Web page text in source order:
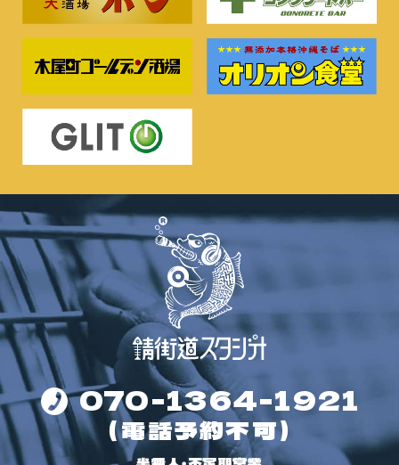
070-1364-1921
（電話予約不可）